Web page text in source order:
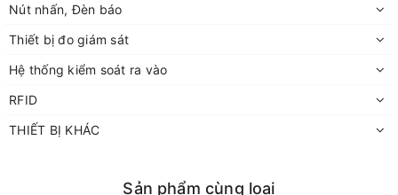
Nút nhấn, Đèn báo
Thiết bị đo giám sát
Hệ thống kiểm soát ra vào
RFID
THIẾT BỊ KHÁC
Sản phẩm cùng loại